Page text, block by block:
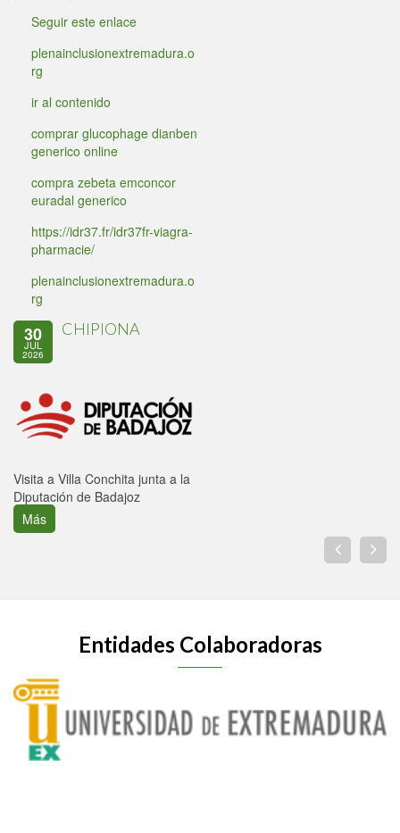
Seguir este enlace
plenainclusionextremadura.o
rg
ir al contenido
comprar glucophage dianben
generico online
compra zebeta emconcor
euradal generico
https://idr37.fr/idr37fr-viagra-
pharmacie/
plenainclusionextremadura.o
rg
30
JUL
2026
CHIPIONA
Visita a Villa Conchita junta a la
Diputación de Badajoz
Más
Entidades Colaboradoras